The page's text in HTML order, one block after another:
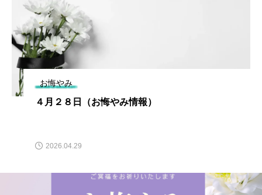
お悔やみ
４月２８日（お悔やみ情報）
2026.04.29